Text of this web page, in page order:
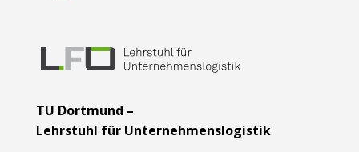
TU Dortmund –
Lehrstuhl für Unternehmenslogistik